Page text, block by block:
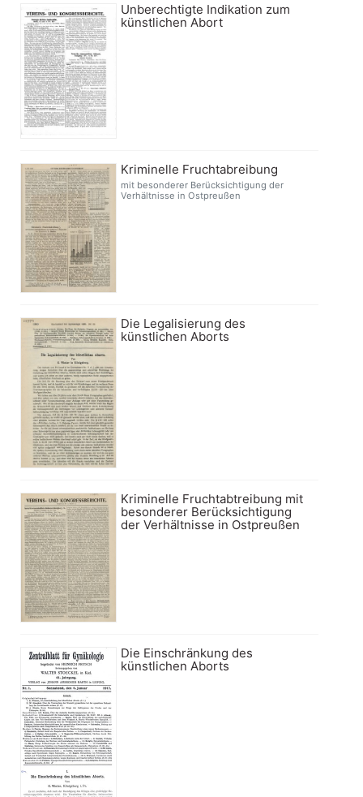
Unberechtigte Indikation zum
künstlichen Abort
Kriminelle Fruchtabreibung
mit besonderer Berücksichtigung der
Verhältnisse in Ostpreußen
Die Legalisierung des
künstlichen Aborts
Kriminelle Fruchtabtreibung mit
besonderer Berücksichtigung
der Verhältnisse in Ostpreußen
Die Einschränkung des
künstlichen Aborts